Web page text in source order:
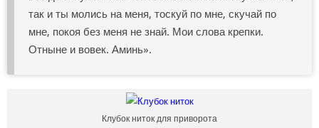
так и ты молись на меня, тоскуй по мне, скучай по
мне, покоя без меня не знай. Мои слова крепки.
Отныне и вовек. Аминь».
Клубок ниток для приворота